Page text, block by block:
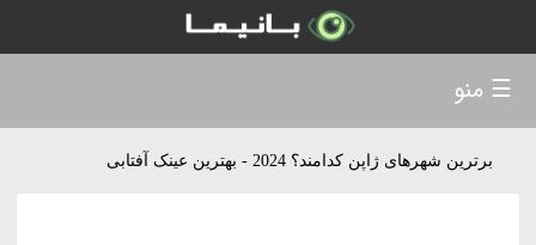
برترین شهرهای ژاپن کدامند؟ 2024 - بهترین عینک آفتابی
☰ منو